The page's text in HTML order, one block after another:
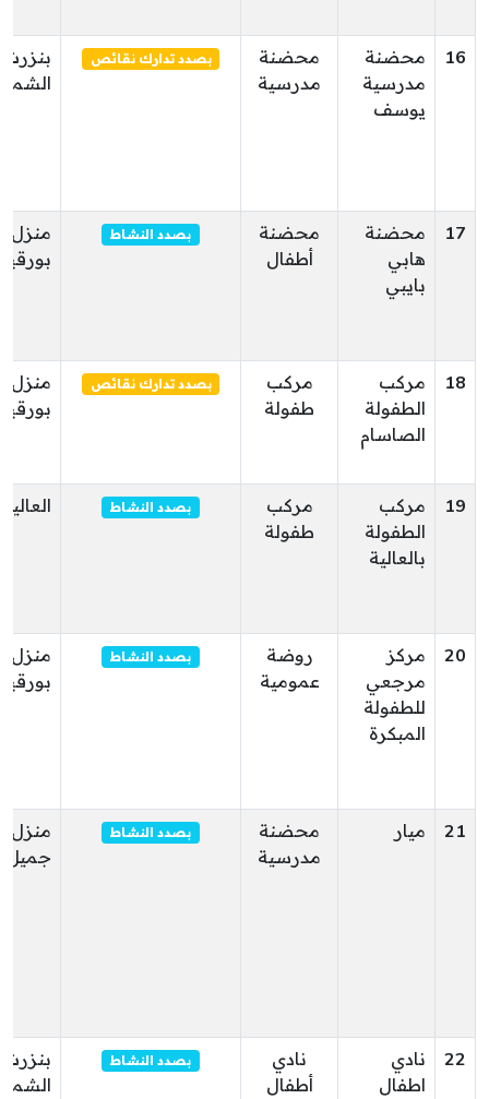
16
محضنة
مدرسية
يوسف
محضنة
مدرسية
بصدد تدارك نقائص
بنزرت
17
محضنة
هابي
بايبي
محضنة
أطفال
بصدد النشاط
منزل
18
مركب
الطفولة
الصاسام
مركب
طفولة
بصدد تدارك نقائص
منزل
19
مركب
الطفولة
بالعالية
مركب
طفولة
بصدد النشاط العالية
20
مركز
مرجعي
للطفولة
المبكرة
روضة
عمومية
بصدد النشاط
منزل
21 ميار
محضنة
مدرسية
بصدد النشاط
منزل
جميل
22
نادي
اطفال
نادي
أطفال
بصدد النشاط
بنزرت